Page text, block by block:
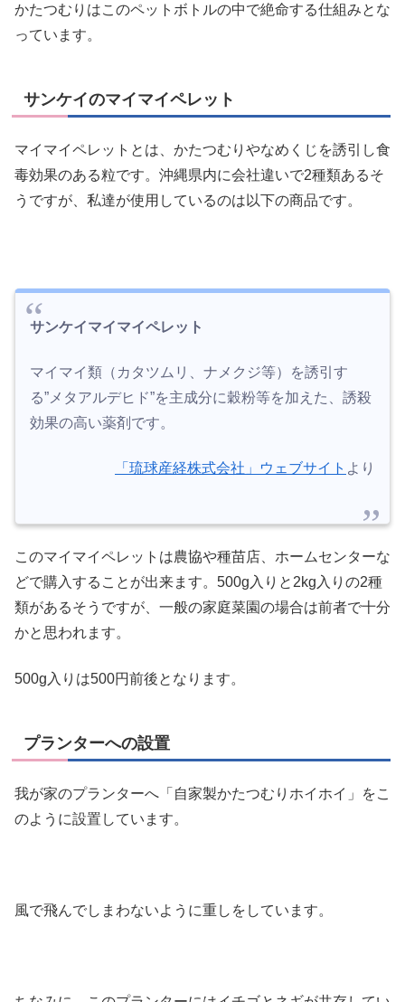
かたつむりはこのペットボトルの中で絶命する仕組みとな
っています。
サンケイのマイマイペレット
マイマイペレットとは、かたつむりやなめくじを誘引し食
毒効果のある粒です。沖縄県内に会社違いで2種類あるそ
うですが、私達が使用しているのは以下の商品です。
サンケイマイマイペレット
マイマイ類（カタツムリ、ナメクジ等）を誘引す
る”メタアルデヒド”を主成分に穀粉等を加えた、誘殺
効果の高い薬剤です。
「琉球産経株式会社」ウェブサイト より
このマイマイペレットは農協や種苗店、ホームセンターな
どで購入することが出来ます。500g入りと2kg入りの2種
類があるそうですが、一般の家庭菜園の場合は前者で十分
かと思われます。
500g入りは500円前後となります。
プランターへの設置
我が家のプランターへ「自家製かたつむりホイホイ」をこ
のように設置しています。
風で飛んでしまわないように重しをしています。